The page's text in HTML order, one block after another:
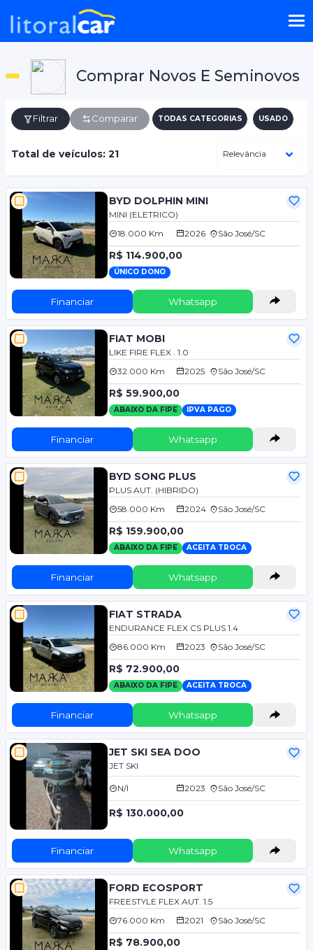
Comprar Novos E Seminovos
Filtrar Comparar TODAS CATEGORIAS USADO
Total de veículos: 21
BYD DOLPHIN MINI
MINI (ELETRICO)
18.000 Km
2026 São José/SC
R$ 114.900,00
ÚNICO DONO
Financiar Whatsapp
FIAT MOBI
LIKE FIRE FLEX . 1.0
32.000 Km
2025 São José/SC
R$ 59.900,00
ABAIXO DA FIPE IPVA PAGO
Financiar Whatsapp
BYD SONG PLUS
PLUS AUT. (HIBRIDO)
58.000 Km
2024 São José/SC
R$ 159.900,00
ABAIXO DA FIPE ACEITA TROCA
Financiar Whatsapp
FIAT STRADA
ENDURANCE FLEX CS PLUS 1.4
86.000 Km
2023 São José/SC
R$ 72.900,00
ABAIXO DA FIPE ACEITA TROCA
Financiar Whatsapp
JET SKI SEA DOO
JET SKI
N/I 2023 São José/SC
R$ 130.000,00
Financiar Whatsapp
FORD ECOSPORT
FREESTYLE FLEX AUT. 1.5
76.000 Km
2021 São José/SC
R$ 78.900,00